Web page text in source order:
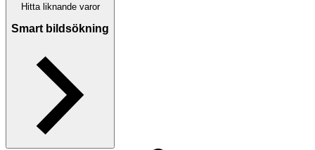
Hitta liknande varor
Smart bildsökning